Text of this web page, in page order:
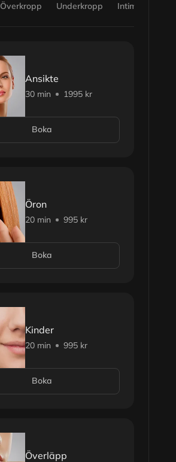
Överkropp Underkropp Intim kvinna
Ansikte
30 min 1995 kr
Boka
Öron
20 min 995 kr
Boka
Kinder
20 min 995 kr
Boka
Överläpp